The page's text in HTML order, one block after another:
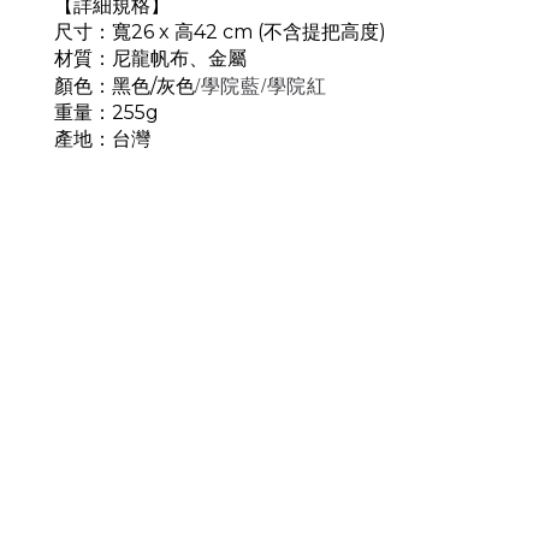
【詳細規格】
尺寸：寬26 x 高42 cm (不含提把高度)
材質：尼龍帆布、金屬
顏色：黑色/灰色/學院藍/學院紅
重量：255g
產地：台灣